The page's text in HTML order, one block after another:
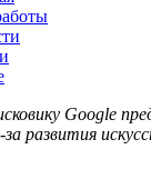
Google
развития